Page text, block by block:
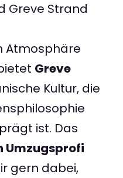
Greve Strand
Atmosphäre
Greve
Kultur, die
ist. Das
Umzugsprofi
gern dabei,